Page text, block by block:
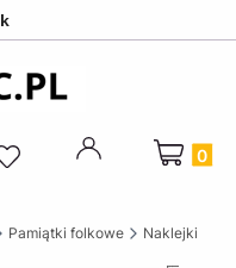
Produkty
Pamiątki folkowe Naklejki